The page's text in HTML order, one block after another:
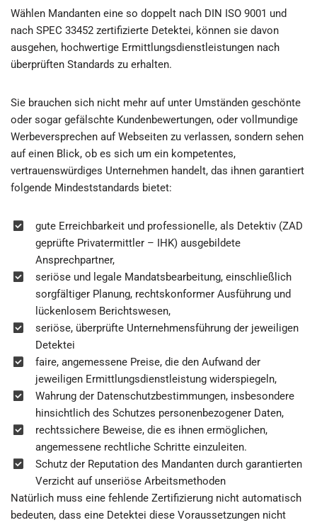
Wählen Mandanten eine so doppelt nach DIN ISO 9001 und
nach SPEC 33452 zertifizierte Detektei, können sie davon
ausgehen, hochwertige Ermittlungsdienstleistungen nach
überprüften Standards zu erhalten.
Sie brauchen sich nicht mehr auf unter Umständen geschönte
oder sogar gefälschte Kundenbewertungen, oder vollmundige
Werbeversprechen auf Webseiten zu verlassen, sondern sehen
auf einen Blick, ob es sich um ein kompetentes,
vertrauenswürdiges Unternehmen handelt, das ihnen garantiert
folgende Mindeststandards bietet:
gute Erreichbarkeit und professionelle, als Detektiv (ZAD
geprüfte Privatermittler – IHK) ausgebildete
Ansprechpartner,
seriöse und legale Mandatsbearbeitung, einschließlich
sorgfältiger Planung, rechtskonformer Ausführung und
lückenlosem Berichtswesen,
seriöse, überprüfte Unternehmensführung der jeweiligen
Detektei
faire, angemessene Preise, die den Aufwand der
jeweiligen Ermittlungsdienstleistung widerspiegeln,
Wahrung der Datenschutzbestimmungen, insbesondere
hinsichtlich des Schutzes personenbezogener Daten,
rechtssichere Beweise, die es ihnen ermöglichen,
angemessene rechtliche Schritte einzuleiten.
Schutz der Reputation des Mandanten durch garantierten
Verzicht auf unseriöse Arbeitsmethoden
Natürlich muss eine fehlende Zertifizierung nicht automatisch
bedeuten, dass eine Detektei diese Voraussetzungen nicht